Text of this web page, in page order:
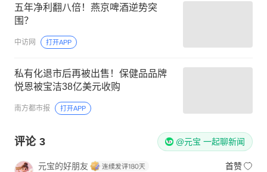
五年净利翻八倍！燕京啤酒逆势突
围？
中访网 打开APP
私有化退市后再被出售！保健品品牌
悦恩被宝洁38亿美元收购
南方都市报 打开APP
评论 3 @元宝 一起聊新闻
元宝的好朋友
首赞